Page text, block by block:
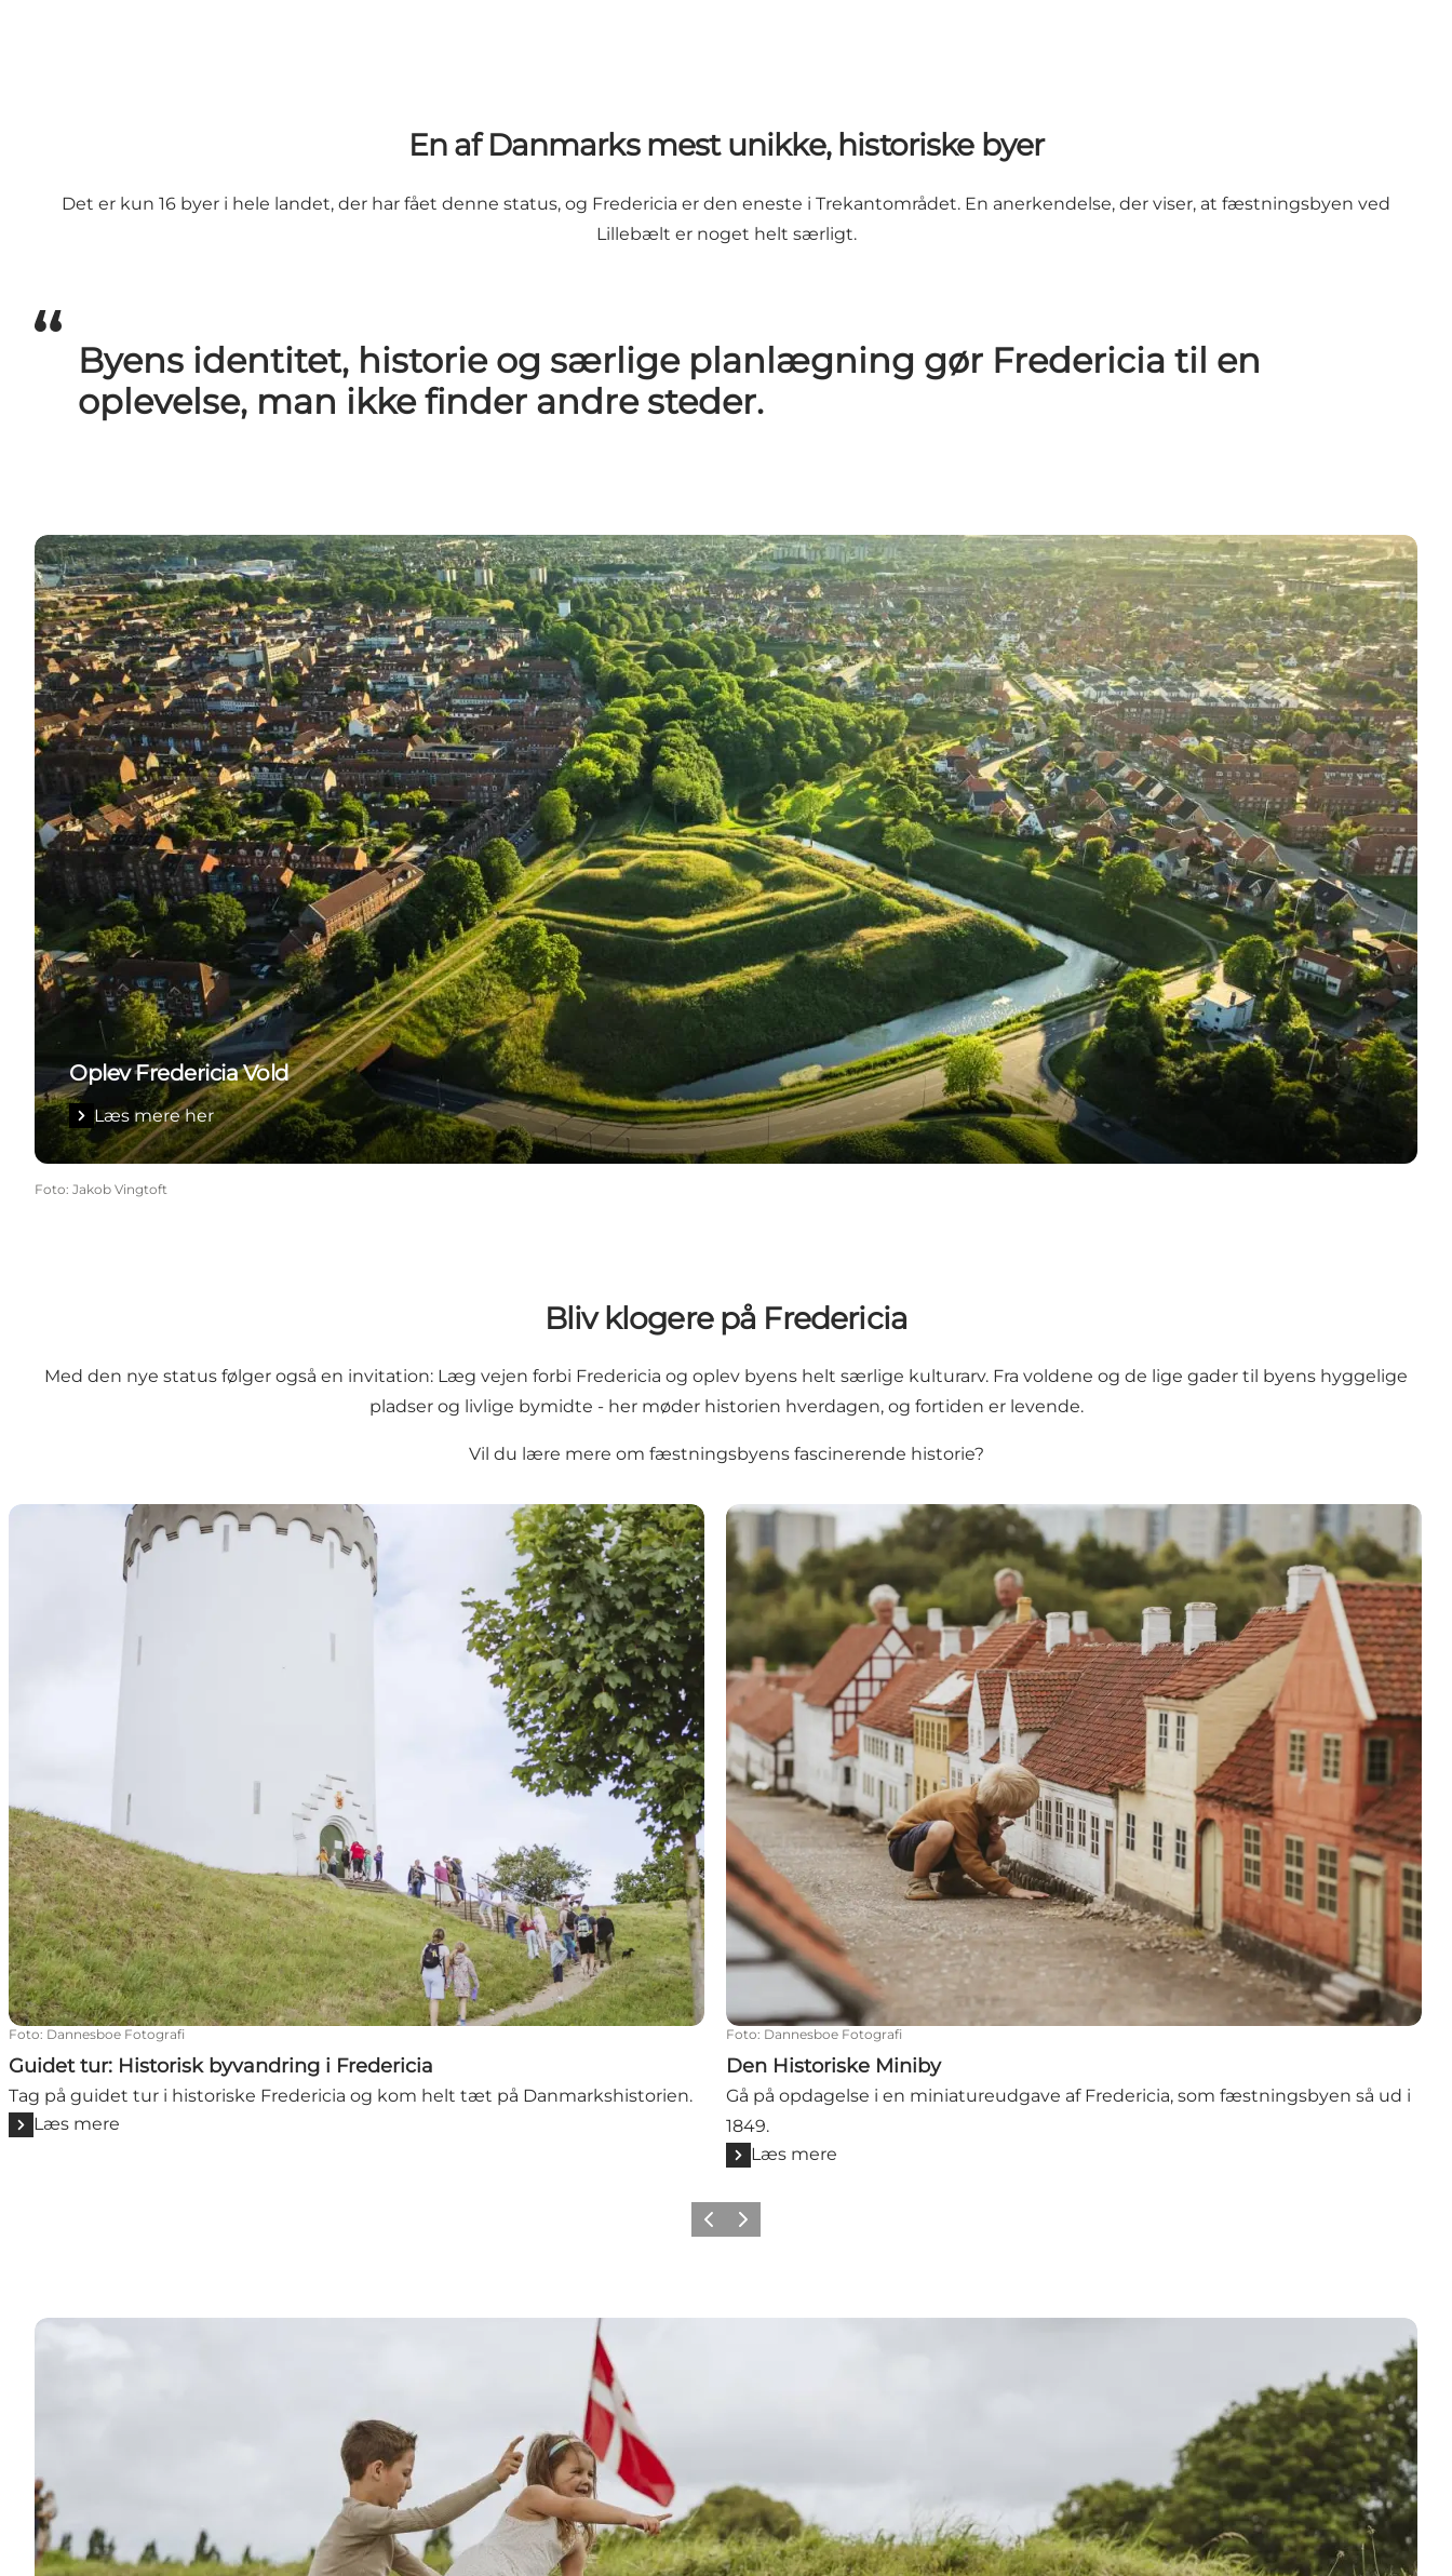
En af Danmarks mest unikke, historiske byer
Det er kun 16 byer i hele landet, der har fået denne status, og Fredericia er den eneste i Trekantområdet. En anerkendelse, der viser, at fæstningsbyen ved
Lillebælt er noget helt særligt.
Byens identitet, historie og særlige planlægning gør Fredericia til en
oplevelse, man ikke finder andre steder.
Læs mere her
Oplev Fredericia Vold
Læs mere her
Foto: Jakob Vingtoft
Bliv klogere på Fredericia
Med den nye status følger også en invitation: Læg vejen forbi Fredericia og oplev byens helt særlige kulturarv. Fra voldene og de lige gader til byens hyggelige
pladser og livlige bymidte - her møder historien hverdagen, og fortiden er levende.
Vil du lære mere om fæstningsbyens fascinerende historie?
Guidet tur: Historisk byvandring i Fredericia
Foto: Dannesboe Fotografi
Guidet tur: Historisk byvandring i Fredericia
Tag på guidet tur i historiske Fredericia og kom helt tæt på Danmarkshistorien.
Læs mere
Den Historiske Miniby
Foto: Dannesboe Fotografi
Den Historiske Miniby
Gå på opdagelse i en miniatureudgave af Fredericia, som fæstningsbyen så ud i
1849.
Læs mere
Forrige billede
Næste billede
Læs mere her